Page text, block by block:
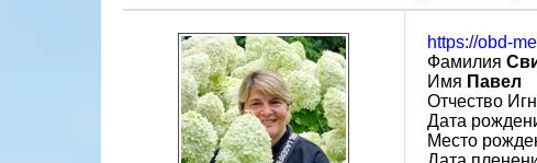
https://obd-
Фамилия
Имя Павел
Отчество
Дата
Место